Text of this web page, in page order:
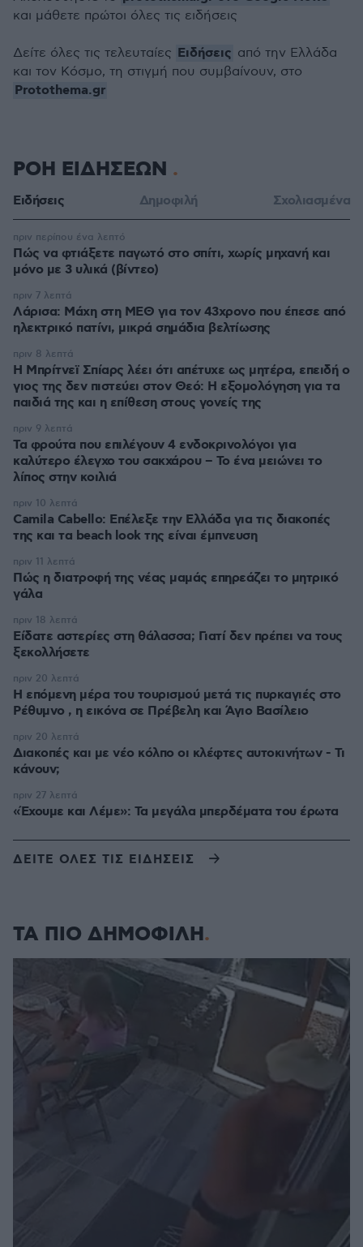
και μάθετε πρώτοι όλες τις ειδήσεις
Δείτε όλες τις τελευταίες Ειδήσεις από την Ελλάδα
και τον Κόσμο, τη στιγμή που συμβαίνουν, στο
Protothema.gr
ΡΟΗ ΕΙΔΗΣΕΩΝ
Ειδήσεις Δημοφιλή Σχολιασμένα
Πώς να φτιάξετε παγωτό στο σπίτι, χωρίς μηχανή και
μόνο με 3 υλικά (βίντεο)
πριν περίπου ένα λεπτό
Λάρισα: Μάχη στη ΜΕΘ για τον 43χρονο που έπεσε από
ηλεκτρικό πατίνι, μικρά σημάδια βελτίωσης
πριν 7 λεπτά
Η Μπρίτνεϊ Σπίαρς λέει ότι απέτυχε ως μητέρα, επειδή ο
γιος της δεν πιστεύει στον Θεό: Η εξομολόγηση για τα
παιδιά της και η επίθεση στους γονείς της
πριν 8 λεπτά
Τα φρούτα που επιλέγουν 4 ενδοκρινολόγοι για
καλύτερο έλεγχο του σακχάρου – Το ένα μειώνει το
λίπος στην κοιλιά
πριν 9 λεπτά
Camila Cabello: Επέλεξε την Ελλάδα για τις διακοπές
της και τα beach look της είναι έμπνευση
πριν 10 λεπτά
Πώς η διατροφή της νέας μαμάς επηρεάζει το μητρικό
γάλα
πριν 11 λεπτά
Είδατε αστερίες στη θάλασσα; Γιατί δεν πρέπει να τους
ξεκολλήσετε
πριν 18 λεπτά
Η επόμενη μέρα του τουρισμού μετά τις πυρκαγιές στο
Ρέθυμνο , η εικόνα σε Πρέβελη και Άγιο Βασίλειο
πριν 20 λεπτά
Διακοπές και με νέο κόλπο οι κλέφτες αυτοκινήτων - Τι
κάνουν;
πριν 20 λεπτά
«Έχουμε και Λέμε»: Τα μεγάλα μπερδέματα του έρωτα
πριν 27 λεπτά
ΔΕΙΤΕ ΟΛΕΣ ΤΙΣ ΕΙΔΗΣΕΙΣ
ΤΑ ΠΙΟ ΔΗΜΟΦΙΛΗ